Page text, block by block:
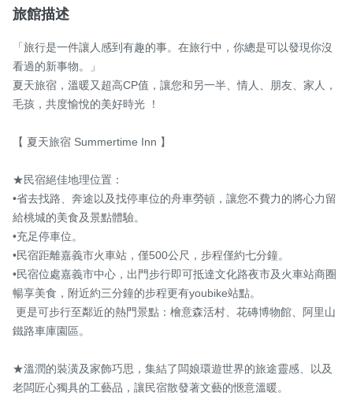
旅館描述
「旅行是一件讓人感到有趣的事。在旅行中，你總是可以發現你沒
看過的新事物。」
夏天旅宿，溫暖又超高CP值，讓您和另一半、情人、朋友、家人，
毛孩，共度愉悅的美好時光 ！
【 夏天旅宿 Summertime Inn 】
★民宿絕佳地理位置：
•省去找路、奔途以及找停車位的舟車勞頓，讓您不費力的將心力留
給桃城的美食及景點體驗。
•充足停車位。
•民宿距離嘉義市火車站，僅500公尺，步程僅約七分鐘。
•民宿位處嘉義市中心，出門步行即可抵達文化路夜市及火車站商圈
暢享美食，附近約三分鐘的步程更有youbike站點。
鐵路車庫園區。
★溫潤的裝潢及家飾巧思，集結了闆娘環遊世界的旅途靈感、以及
老闆匠心獨具的工藝品，讓民宿散發著文藝的愜意溫暖。